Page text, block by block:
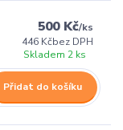
500 Kč/ks
446 Kčbez DPH
Skladem 2 ks
Přidat do košíku